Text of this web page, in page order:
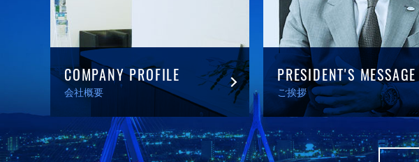
COMPANY PROFILE
会社概要
PRESIDENT'S MESSAGE
ご挨拶